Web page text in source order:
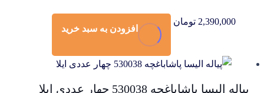
2,390,000 تومان
افزودن به سبد خرید
پیاله الیسا پاشاباغچه 530038 چهار عددی ایلا